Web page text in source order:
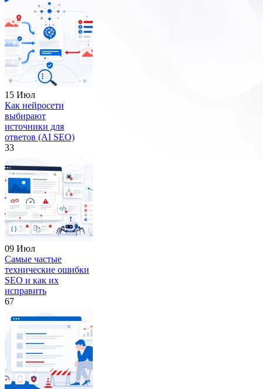
15 Июл
Как нейросети
выбирают
источники для
ответов (AI SEO)
33
09 Июл
Самые частые
технические ошибки
SEO и как их
исправить
67